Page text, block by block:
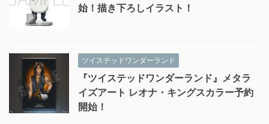
始！描き下ろしイラスト！
ツイステッドワンダーランド
『ツイステッドワンダーランド』メタラ
イズアート レオナ・キングスカラー予約
開始！